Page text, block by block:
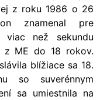
z roku 1986 o 26
znamenal pre
viac než sekundu
z ME do 18 rokov.
blížiace sa 18.
so suverénnym
sa umiestnila na